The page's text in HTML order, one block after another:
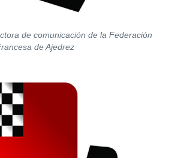
de comunicación de la Federación
de Ajedrez